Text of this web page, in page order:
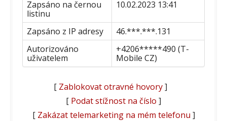
Zapsáno na černou
listinu
10.02.2023 13:41
Zapsáno z IP adresy
46.***.***.131
Autorizováno
uživatelem
+4206*****490 (T-
Mobile CZ)
[ Zablokovat otravné hovory]
[ Podat stížnost na číslo ]
[ Zakázat telemarketing na mém telefonu ]